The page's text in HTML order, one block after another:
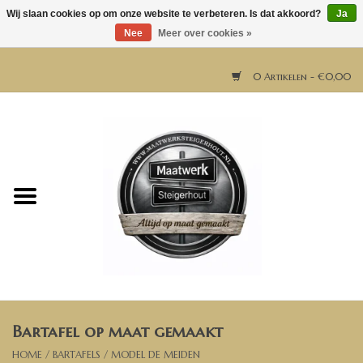
0 Artikelen - €0,00
Horeca meubels
Bartafels
Bartafel op maat gemaakt
HOME / BARTAFELS / MODEL DE MEIDEN
Wij slaan cookies op om onze website te verbeteren. Is dat akkoord?
Ja
Nee
Meer over cookies »